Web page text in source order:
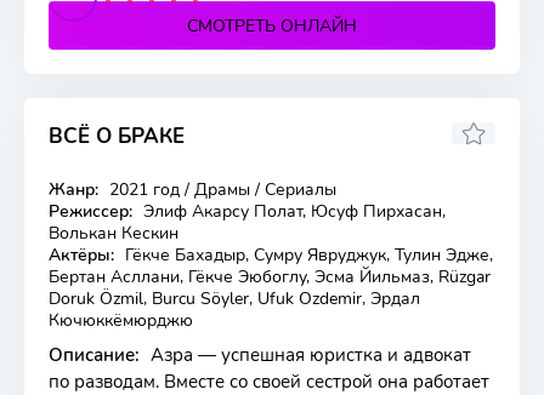
СМОТРЕТЬ ОНЛАЙН
ВСЁ О БРАКЕ
33 серия
Жанр: 2021 год / Драмы / Сериалы
Режиссер: Элиф Акарсу Полат, Юсуф Пирхасан,
Волькан Кескин
Актёры: Гёкче Бахадыр, Сумру Явруджук, Тулин Эдже,
Бертан Асллани, Гёкче Эюбоглу, Эсма Йильмаз, Rüzgar
Doruk Özmil, Burcu Söyler, Ufuk Ozdemir, Эрдал
Кючюккёмюрджю
Описание: Азра — успешная юристка и адвокат
по разводам. Вместе со своей сестрой она работает